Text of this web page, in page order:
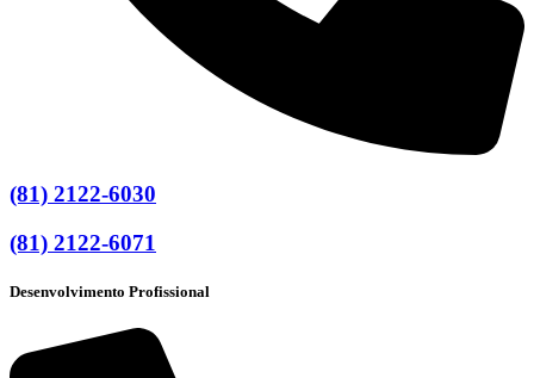
(81) 2122-6030
(81) 2122-6071
Desenvolvimento Profissional